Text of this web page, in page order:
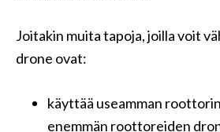
Joitakin muita tapoja, joilla voit
drone ovat:
käyttää useamman
enemmän roottoreiden